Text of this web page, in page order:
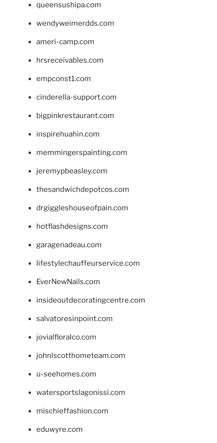
queensushipa.com
wendyweimerdds.com
ameri-camp.com
hrsreceivables.com
empconst1.com
cinderella-support.com
bigpinkrestaurant.com
inspirehuahin.com
memmingerspainting.com
jeremypbeasley.com
thesandwichdepotcos.com
drgiggleshouseofpain.com
hotflashdesigns.com
garagenadeau.com
lifestylechauffeurservice.com
EverNewNails.com
insideoutdecoratingcentre.com
salvatoresinpoint.com
jovialfloralco.com
johnlscotthometeam.com
u-seehomes.com
watersportslagonissi.com
mischieffashion.com
eduwyre.com